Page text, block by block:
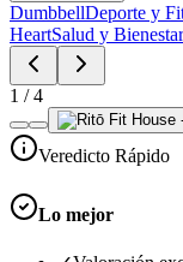
DumbbellDeporte y
HeartSalud y Bienestar
1 /4
Veredicto Rápido
Lo mejor